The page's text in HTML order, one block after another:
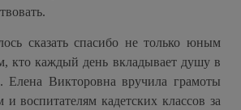
сказать спасибо не только юным
кто каждый день вкладывает душу в
Елена Викторовна вручила грамоты
воспитателям кадетских классов за